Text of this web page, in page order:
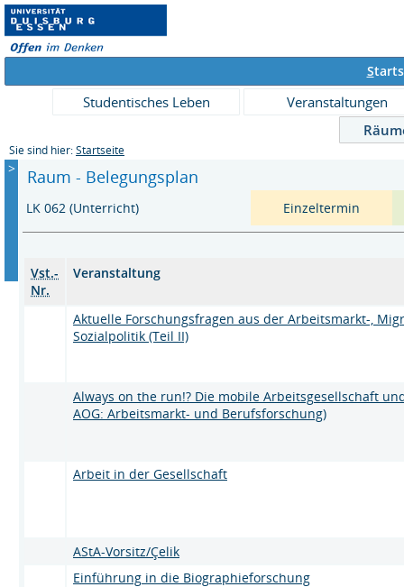
S
Studentisches Leben
Veranstaltungen
Sie sind hier: Startseite
> Raum - Belegungsplan
LK 062 (Unterricht) Einzeltermin
Vst.-
Nr.
Veranstaltung
Aktuelle Forschungsfragen aus der Arbeitsmarkt-,
Sozialpolitik (Teil II)
Always on the run!? Die mobile Arbeitsgesellschaft
AOG: Arbeitsmarkt- und Berufsforschung)
Arbeit in der Gesellschaft
AStA-Vorsitz/Çelik
Einführung in die Biographieforschung